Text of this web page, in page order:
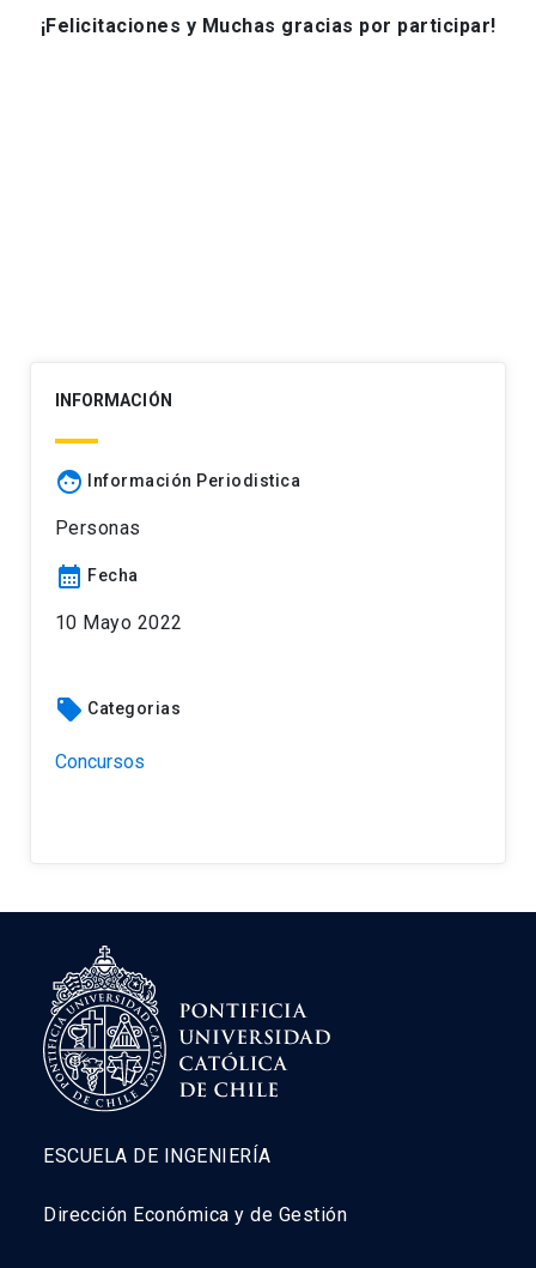
¡Felicitaciones y Muchas gracias por participar!
INFORMACIÓN
face Información Periodistica
Personas
calendar_month Fecha
10 Mayo 2022
local_offer Categorias
Concursos
ESCUELA DE INGENIERÍA
Dirección Económica y de Gestión